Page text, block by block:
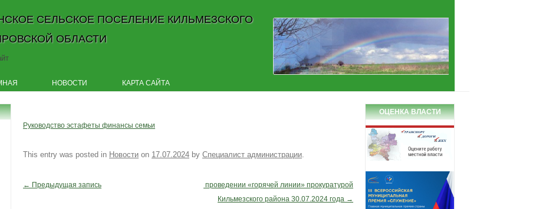
СЕЛЬСКОЕ ПОСЕЛЕНИЕ КИЛЬМЕЗСКОГО
ОБЛАСТИ
Skip to content
НОВОСТИ КАРТА САЙТА
Руководство эстафеты финансы семьи
This entry was posted in Новости on 17.07.2024 by Специалист администрации
Post navigation
← Предыдущая запись
проведении «горячей линии» прокуратурой
Кильмезского района 30.07.2024 года →
ОЦЕНКА ВЛАСТИ